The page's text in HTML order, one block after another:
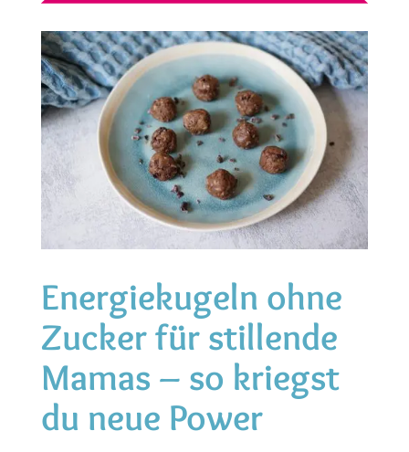
Energiekugeln ohne
Zucker für stillende
Mamas – so kriegst
du neue Power